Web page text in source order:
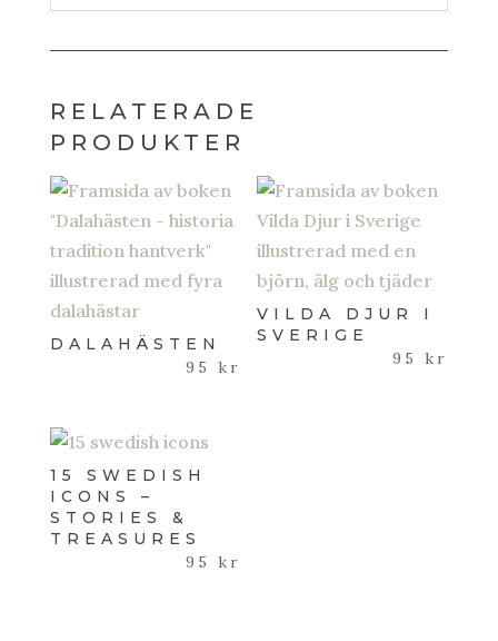
RELATERADE
PRODUKTER
DALAHÄSTEN
95 kr
VILDA DJUR I
SVERIGE
95 kr
15 SWEDISH
ICONS –
STORIES &
TREASURES
95 kr